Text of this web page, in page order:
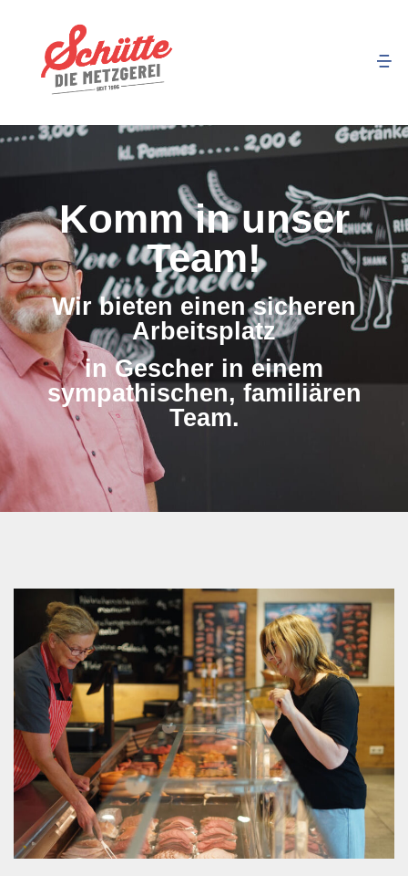
Komm in unser
Team!
Wir bieten einen sicheren
Arbeitsplatz
in Gescher in einem
sympathischen, familiären
Team.